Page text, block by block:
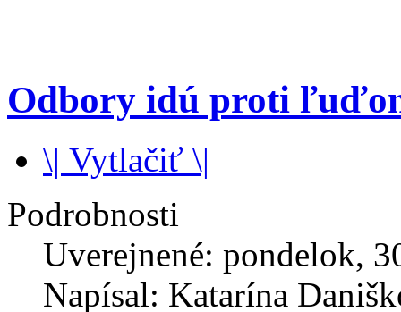
Odbory idú proti
\| Vytlačiť \|
Podrobnosti
Uverejnené: pondelok,
Napísal: Katarína